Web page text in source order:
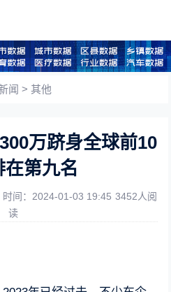
闻 >其他
万跻身全球前10
在第九名
时间：2024-01-03 19:45 3452人阅
读